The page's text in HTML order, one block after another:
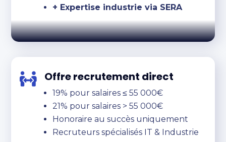
+ Expertise industrie via SERA
 Offre recrutement direct
19% pour salaires ≤ 55 000€
21% pour salaires > 55 000€
Honoraire au succès uniquement
Recruteurs spécialisés IT & Industrie